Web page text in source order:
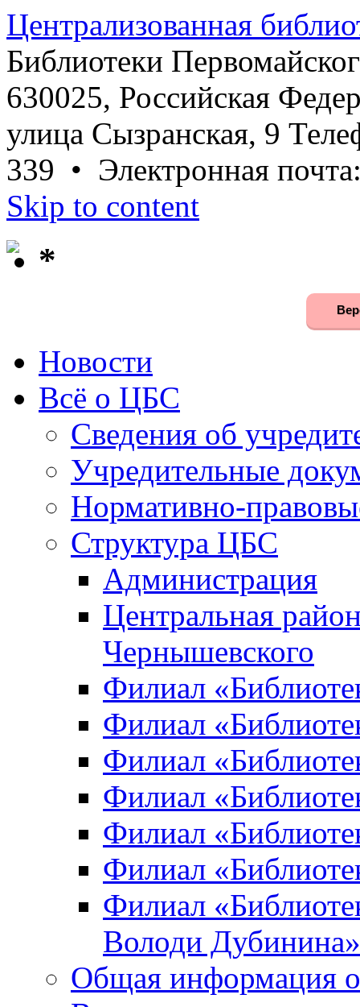
Централизованная
Библиотеки
630025, Российская
улица Сызранская, 9
339 • Электронная
Skip to content
*
Новости
Всё о ЦБС
Сведения об
Учредительные
Нормативно-
Структура ЦБС
Администрация
Центральная
Чернышевского
Филиал
Филиал
Филиал
Филиал
Филиал
Филиал
Филиал
Володи Дубинина»
Общая информация